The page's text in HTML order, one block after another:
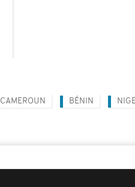
CAMEROUN BÉNIN